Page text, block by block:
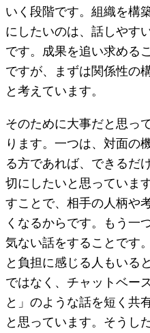
いく段階です。組織を構
にしたいのは、話しやす
です。成果を追い求める
ですが、まずは関係性の
と考えています。
そのために大事だと思っ
ります。一つは、対面の
る方であれば、できるだ
切にしたいと思っていま
すことで、相手の人柄や
くなるからです。もう一
気ない話をすることです
と負担に感じる人もいる
ではなく、チャットベー
と」のような話を短く共
と思っています。そうし